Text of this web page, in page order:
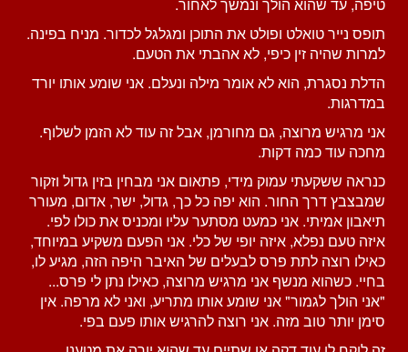
תופס נייר טואלט ופולט את התוכן ומגלגל לכדור. מניח בפינה.
למרות שהיה זין כיפי, לא אהבתי את הטעם.
הדלת נסגרת, הוא לא אומר מילה ונעלם. אני שומע אותו יורד
במדרגות.
אני מרגיש מרוצה, גם מחורמן, אבל זה עוד לא הזמן לשלוף.
מחכה עוד כמה דקות.
כנראה ששקעתי עמוק מידי, פתאום אני מבחין בזין גדול וזקור
שמבצבץ דרך החור. הוא יפה כל כך, גדול, ישר, אדום, מעורר
תיאבון אמיתי. אני כמעט מסתער עליו ומכניס את כולו לפי.
איזה טעם נפלא, איזה יופי של כלי. אני הפעם משקיע במיוחד,
כאילו רוצה לתת פרס לבעלים של האיבר היפה הזה, מגיע לו,
בחיי. כשהוא מנשף אני מרגיש מרוצה, כאילו נתן לי פרס...
"אני הולך לגמור" אני שומע אותו מתריע, ואני לא מרפה. אין
סימן יותר טוב מזה. אני רוצה להרגיש אותו פעם בפי.